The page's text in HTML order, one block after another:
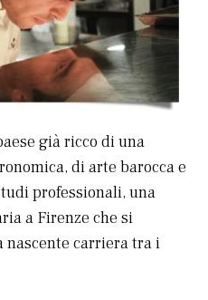
già ricco di una
di arte barocca e
professionali, una
a Firenze che si
nascente carriera tra i